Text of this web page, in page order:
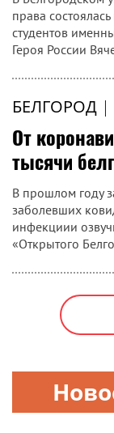
права
студентов
Героя России
БЕЛГОРОД |
От
тысячи
В прошлом году
заболевших
инфекциии
«Открытого